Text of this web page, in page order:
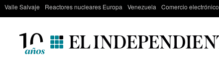
Valle Salvaje Reactores nucleares Europa Venezuela Comercio electrónico